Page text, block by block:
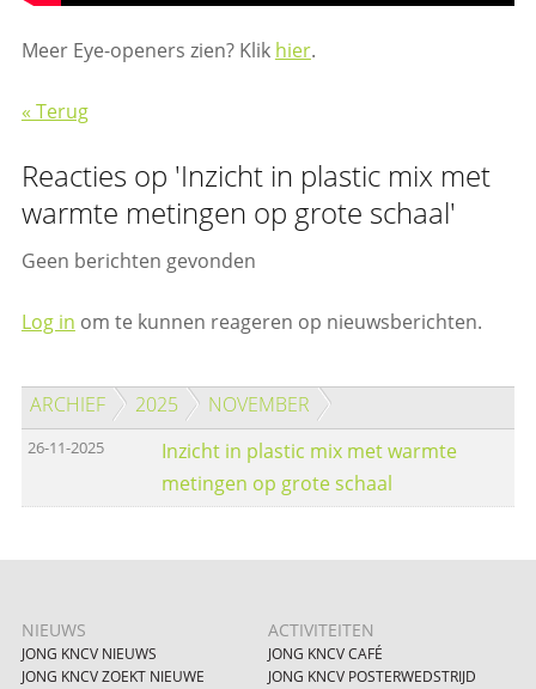
Meer Eye-openers zien? Klik hier.
« Terug
Reacties op 'Inzicht in plastic mix met
warmte metingen op grote schaal'
Geen berichten gevonden
Log in om te kunnen reageren op nieuwsberichten.
ARCHIEF 2025 NOVEMBER
26-11-2025
Inzicht in plastic mix met warmte
metingen op grote schaal
NIEUWS
JONG KNCV NIEUWS
JONG KNCV ZOEKT NIEUWE
ACTIVITEITEN
JONG KNCV CAFÉ
JONG KNCV POSTERWEDSTRIJD